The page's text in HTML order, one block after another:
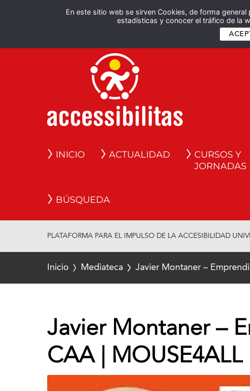
En este sitio web se sirven Cookies, de forma
estadísticas y conocer el tráfico de la
INICIO ACTUALIDAD
CURSOS Y
JORNADAS
BÚSQUEDA
PLATAFORMA PARA EL IMPULSO DE LA ACCESIBILIDAD
Inicio Mediateca Javier Montaner –
Javier Montaner –
CAA | MOUSE4ALL